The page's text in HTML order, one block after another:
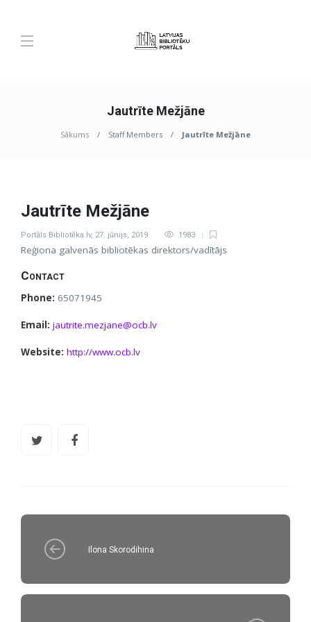
Jautrīte Mežjāne
Sākums Staff Members Jautrīte Mežjāne
Jautrīte Mežjāne
Portāls Bibliotēka.lv, 27. jūnijs, 2019 1983
Reģiona galvenās bibliotēkas direktors/vadītājs
Contact
Phone: 65071945
Email: jautrite.mezjane@ocb.lv
Website: http://www.ocb.lv
Ilona Skorodihina